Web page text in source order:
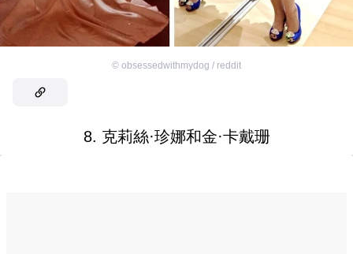
© obsessedwithmydog / reddit
8. 克莉絲·珍娜和金·卡戴珊